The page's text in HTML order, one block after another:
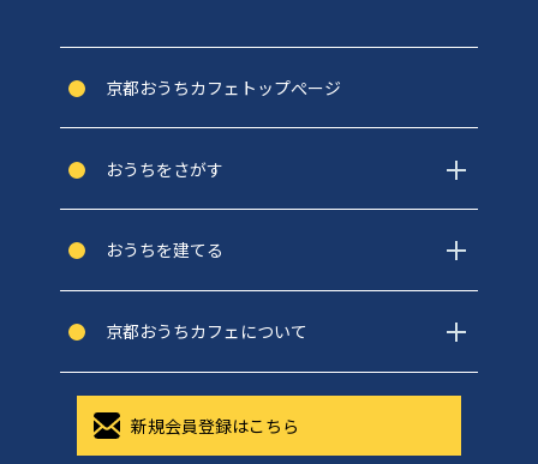
京都おうちカフェトップぺージ
おうちをさがす
おうちを建てる
京都おうちカフェについて
新規会員登録はこちら